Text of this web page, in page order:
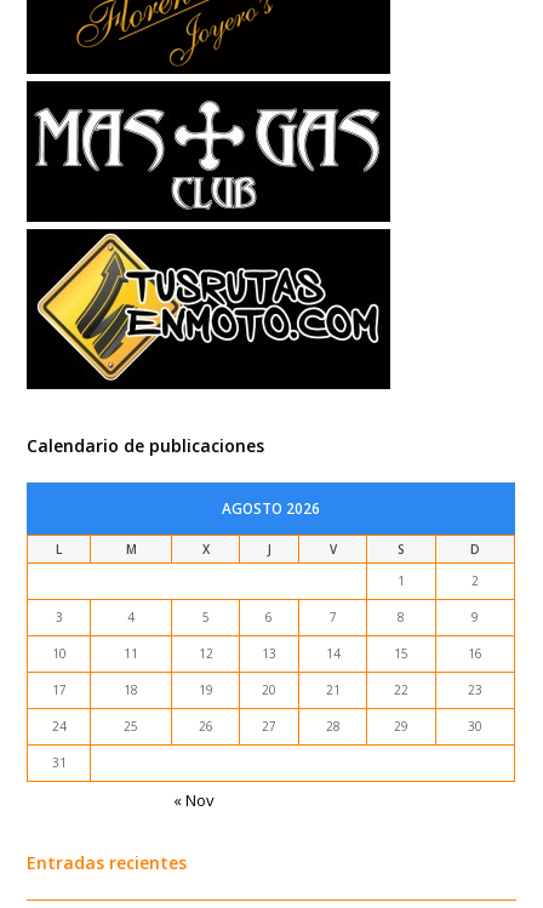
Calendario de publicaciones
AGOSTO 2026
L M X J V S
D
1
2
3 4 5 6 7 8 9
10 11 12 13 14 15 16
17 18 19 20 21 22 23
24 25 26 27 28 29 30
31
« Nov
Entradas recientes